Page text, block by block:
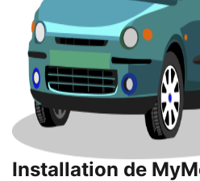
Installation de